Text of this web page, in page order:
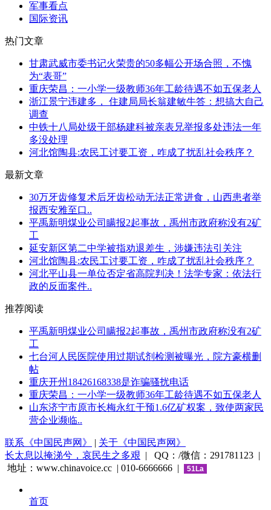
军事看点
国际资讯
热门文章
甘肃武威市委书记火荣贵的50多幅公开场合照，不愧
为“表哥”
重庆荣昌：一小学一级教师36年工龄待遇不如五保老人
浙江景宁违建多， 住建局局长翁建敏牛答：想搞大自己
调查
中铁十八局处级干部杨建科被亲表兄举报多处违法一年
多没处理
河北馆陶县:农民工讨要工资，咋成了扰乱社会秩序？
最新文章
30万牙齿修复术后牙齿松动无法正常进食，山西患者举
报西安雅至口..
平禹新明煤业公司瞒报2起事故，禹州市政府称没有2矿
工
延安新区第二中学被指劝退差生，涉嫌违法引关注
河北馆陶县:农民工讨要工资，咋成了扰乱社会秩序？
河北平山县一单位否定省高院判决！法学专家：依法行
政的反面案件..
推荐阅读
平禹新明煤业公司瞒报2起事故，禹州市政府称没有2矿
工
七台河人民医院使用过期试剂检测被曝光，院方豪横删
帖
重庆开州18426168338是诈骗骚扰电话
重庆荣昌：一小学一级教师36年工龄待遇不如五保老人
山东济宁市原市长梅永红干预1.6亿矿权案，致使两家民
营企业濒临..
联系《中国民声网》 | 关于《中国民声网》
长太息以掩涕兮，哀民生之多艰 | QQ：/微信：291781123 |
地址：www.chinavoice.cc | 010-6666666 |
51La
首页